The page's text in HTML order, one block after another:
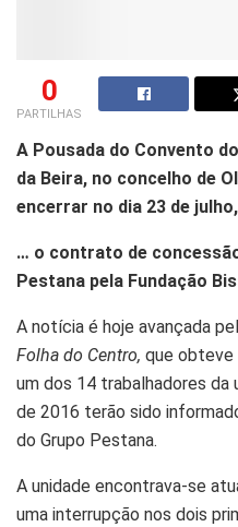
0
PARTILHAS
A Pousada do Convento
da Beira, no concelho de
encerrar no dia 23 de
… o contrato de
Pestana pela Fundação
A notícia é hoje avançada
Folha do Centro, que obteve
um dos 14 trabalhadores da
de 2016 terão sido
do Grupo Pestana.
A unidade encontrava-se
uma interrupção nos dois